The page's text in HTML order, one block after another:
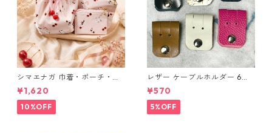
シマエナガ 巾着・ポーチ・ミ
ニポーチ(カード収納にも) ３
点セット さくらんぼ柄×淡いピ
ンク
¥1,620
10%OFF
レザー ケーブルホルダー 6個
セット
¥570
5%OFF